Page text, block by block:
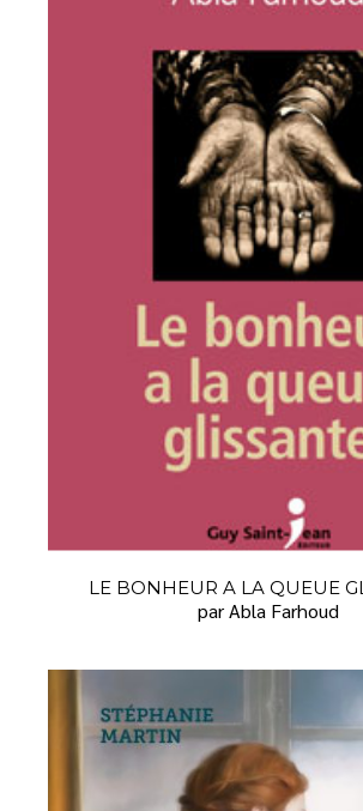
LE BONHEUR A LA QUEUE
par Abla Farhoud